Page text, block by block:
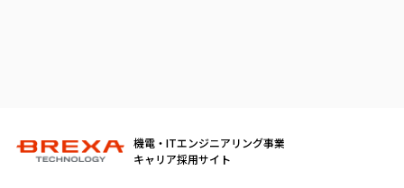
機電・ITエンジニアリング事業
キャリア採用サイト